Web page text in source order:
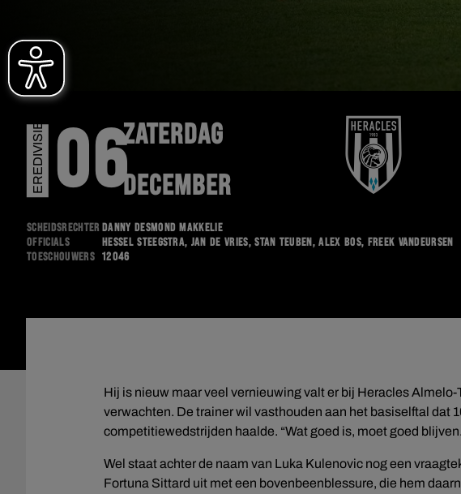
EREDIVISIE 06ZATERDAG
DECEMBER
Scheidsrechter Danny Desmond Makkelie
Officials
Hessel Steegstra, Jan de Vries, Stan Teuben, Alex Bos, Freek Vandeursen
Toeschouwers
12046
Hij is nieuw maar veel vernieuwing valt er bij Heracles
verwachten. De trainer wil vasthouden aan het basiselftal dat
competitiewedstrijden haalde. “Wat goed is, moet goed
Wel staat achter de naam van Luka Kulenovic nog een
Fortuna Sittard uit met een bovenbeenblessure, die hem